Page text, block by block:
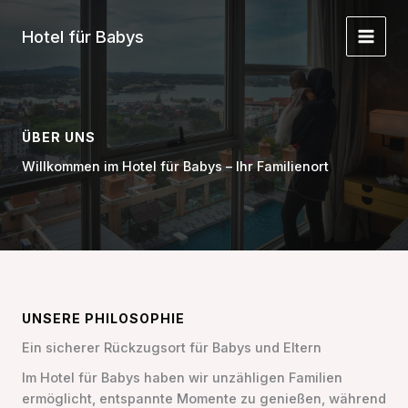
InhaltHotel für Babys
ÜBER UNS
Willkommen im Hotel für Babys – Ihr Familienort
UNSERE PHILOSOPHIE
Ein sicherer Rückzugsort für Babys und Eltern
Im Hotel für Babys haben wir unzähligen Familien
ermöglicht, entspannte Momente zu genießen, während